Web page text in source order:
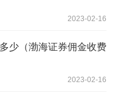
2023-02-16
少（渤海证券佣金收费
2023-02-16